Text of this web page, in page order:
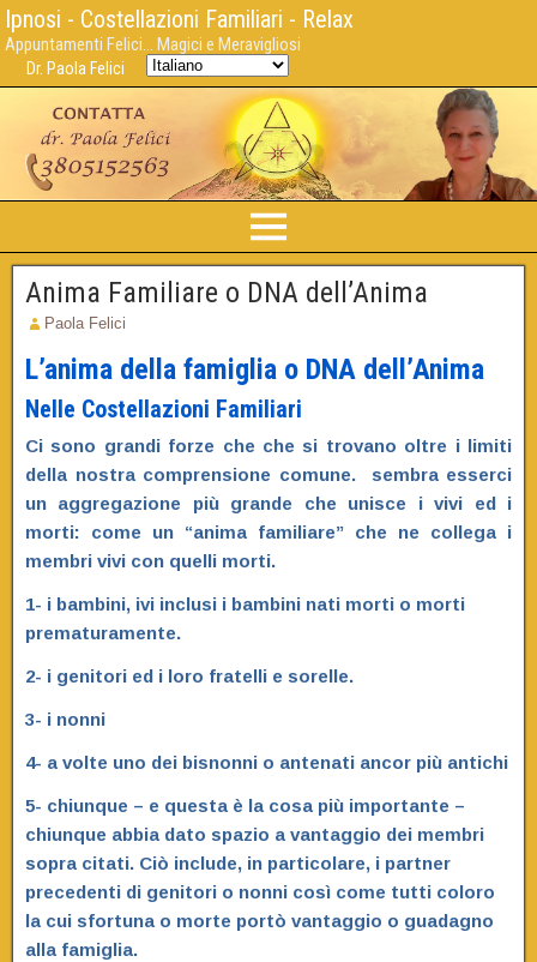
Ipnosi - Costellazioni Familiari - Relax
Appuntamenti Felici... Magici e Meravigliosi
Dr. Paola Felici
Anima Familiare o DNA dell’Anima
Paola Felici
L’anima della famiglia o DNA dell’Anima
Nelle Costellazioni Familiari
Ci sono grandi forze che che si trovano oltre i limiti
della nostra comprensione comune. sembra esserci
un aggregazione più grande che unisce i vivi ed i
morti: come un “anima familiare” che ne collega i
membri vivi con quelli morti.
1- i bambini, ivi inclusi i bambini nati morti o morti
prematuramente.
2- i genitori ed i loro fratelli e sorelle.
3- i nonni
4- a volte uno dei bisnonni o antenati ancor più antichi
5- chiunque – e questa è la cosa più importante –
chiunque abbia dato spazio a vantaggio dei membri
sopra citati. Ciò include, in particolare, i partner
precedenti di genitori o nonni così come tutti coloro
la cui sfortuna o morte portò vantaggio o guadagno
alla famiglia.